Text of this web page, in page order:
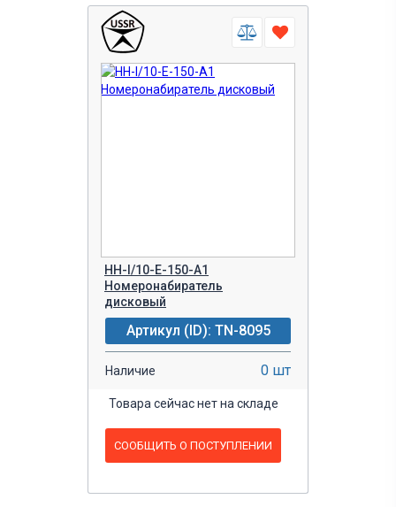
НН-I/10-Е-150-А1
Номеронабиратель
дисковый
Артикул (ID): TN-8095
Наличие 0 шт
Товара сейчас нет на складе
СООБЩИТЬ О ПОСТУПЛЕНИИ